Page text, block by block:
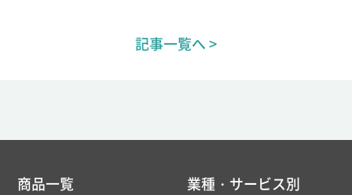
記事一覧へ >
商品一覧
業種・サービス別